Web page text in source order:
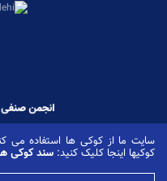
سایت ما از کوکی ها استفاده می
کوکیها اینجا کلیک کنید:سند کوکی